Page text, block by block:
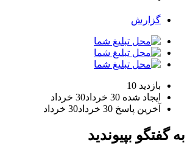
گزارش
بازدید 10
ایجاد شده 30 خرداد
30 خرداد
آخرین پاسخ 30 خرداد 30 خرداد
به گفتگو بپیوندید